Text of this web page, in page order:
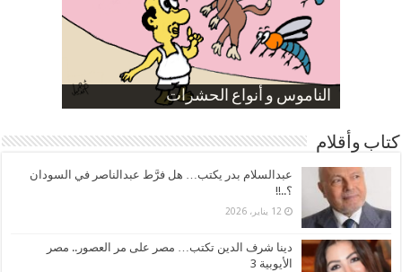
الناموس و أنواع الحشرات
الموظفين بعد ارتفاع الأسعار
ارتفاع نسبة الطلاق في مصر
صورة كاركاتيرية
صورة كاركاتيرية
كتاب وأقلام
عبدالسلام بدر يكتب… هل فرَّط عبدالناصر في السودان
؟..!!
12 يناير، 2026
دينا شرف الدين تكتب… مصر على مر العصور.. مصر
الأيوبية 3